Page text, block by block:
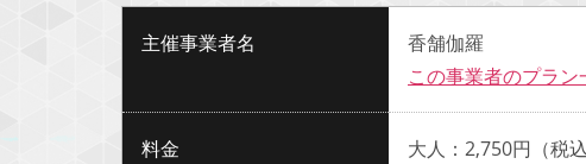
主催事業者名
香舗伽羅
この事業者のプラン
料金
大人：2,750円（税